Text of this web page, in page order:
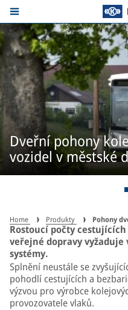
Dveřní pohony
vozidel v městské
Home Produkty Pohony
Rostoucí počty
veřejné dopravy
systémy.
Splnění neustále se
pohodlí cestujících a
výzvou pro výrobce
provozovatele vlaků.